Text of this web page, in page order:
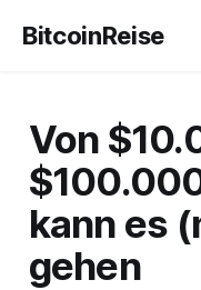
BitcoinReise
Von
kann es
gehen